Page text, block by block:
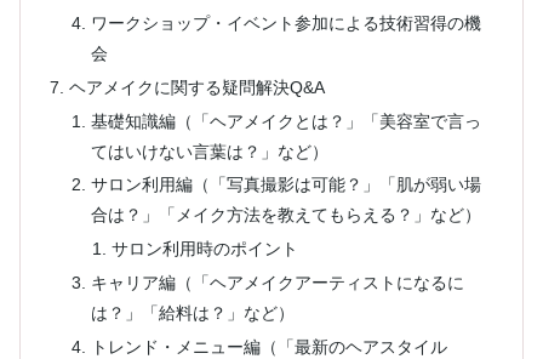
ワークショップ・イベント参加による技術習得の機
会
ヘアメイクに関する疑問解決Q&A
基礎知識編（「ヘアメイクとは？」「美容室で言っ
てはいけない言葉は？」など）
サロン利用編（「写真撮影は可能？」「肌が弱い場
合は？」「メイク方法を教えてもらえる？」など）
サロン利用時のポイント
キャリア編（「ヘアメイクアーティストになるに
は？」「給料は？」など）
トレンド・メニュー編（「最新のヘアスタイル